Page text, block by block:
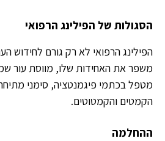
הסגולות של הפילינג הרפואי
הפילינג הרפואי לא רק גורם לחידוש
משפר את האחידות שלו, מווסת עור
מטפל בכתמי פיגמנטציה, סימני
הקמטים והקמטוטים.
ההחלמה